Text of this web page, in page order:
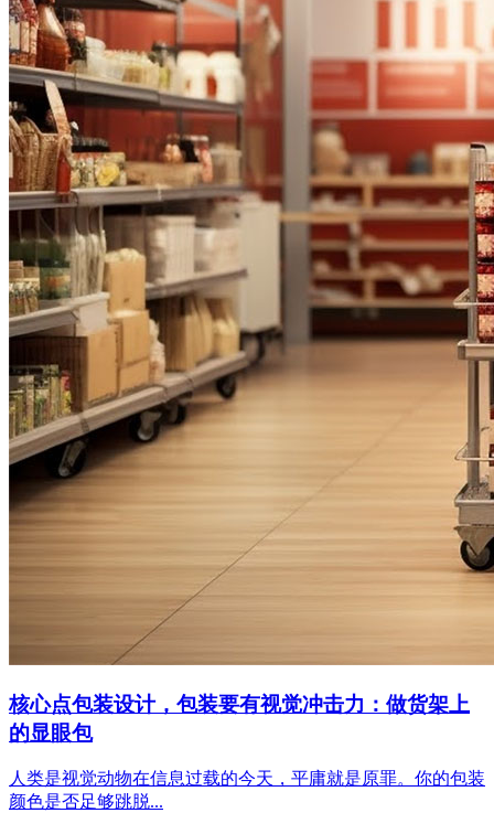
核心点包装设计，包装要有视觉冲击力：做货架上
的显眼包
人类是视觉动物在信息过载的今天，平庸就是原罪。你的包装
颜色是否足够跳脱...